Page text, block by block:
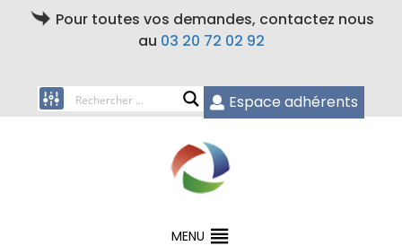
Pour toutes vos demandes, contactez nous
au 03 20 72 02 92
Espace adhérents
MENU